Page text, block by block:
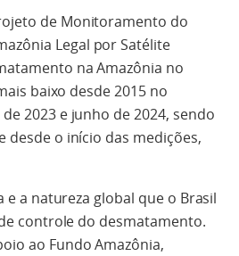
de Monitoramento do
Legal por Satélite
na Amazônia no
baixo desde 2015 no
2023 e junho de 2024, sendo
desde o início das medições,
e a natureza global que o Brasil
controle do desmatamento.
ao Fundo Amazônia,